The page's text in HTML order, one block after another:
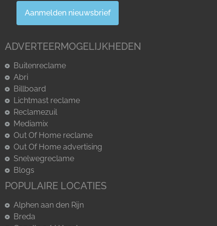
Aanmelden nieuwsbrief
ADVERTEERMOGELIJKHEDEN
Buitenreclame
Abri
Billboard
Lichtmast reclame
Reclamezuil
Mediamix
Out Of Home reclame
Out Of Home advertising
Snelwegreclame
Blogs
POPULAIRE LOCATIES
Alphen aan den Rijn
Breda